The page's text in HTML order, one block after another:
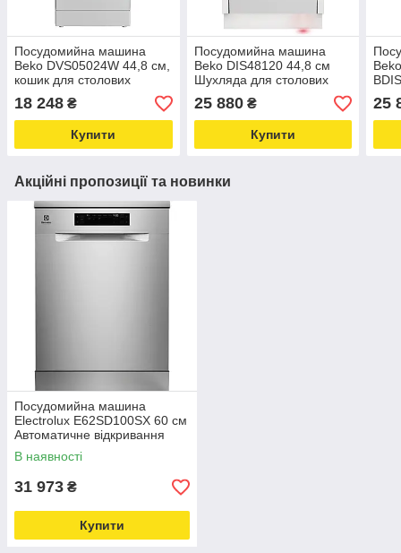
Посудомийна машина
Beko DVS05024W 44,8 см,
кошик для столових
приборів
18 248 ₴
Купити
Посудомийна машина
Beko DIS48120 44,8 см
Шухляда для столових
приборів
25 880₴
Купити
25
Акційні пропозиції та новинки
Посудомийна машина
Electrolux E62SD100SX 60 см
Автоматичне відкривання
дверцят
В наявності
31 973 ₴
Купити